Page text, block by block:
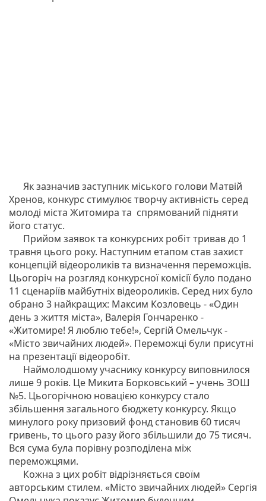
Як зазначив заступник міського голови Матвій
Хренов, конкурс стимулює творчу активність серед
молоді міста Житомира та спрямований підняти
його статус.
Прийом заявок та конкурсних робіт тривав до 1
травня цього року. Наступним етапом став захист
концепцій відеороликів та визначення переможців.
Цьогоріч на розгляд конкурсної комісії було подано
11 сценаріїв майбутніх відеороликів. Серед них було
обрано 3 найкращих: Максим Козловець - «Один
день з життя міста», Валерія Гончаренко -
«Житомире! Я люблю тебе!», Сергій Омельчук -
«Місто звичайних людей». Переможці були присутні
на презентації відеоробіт.
Наймолодшому учаснику конкурсу виповнилося
лише 9 років. Це Микита Борковський – учень ЗОШ
№5. Цьогорічною новацією конкурсу стало
збільшення загального бюджету конкурсу. Якщо
минулого року призовий фонд становив 60 тисяч
гривень, то цього разу його збільшили до 75 тисяч.
Вся сума була порівну розподілена між
переможцями.
Кожна з цих робіт відрізняється своїм
авторським стилем. «Місто звичайних людей» Сергія